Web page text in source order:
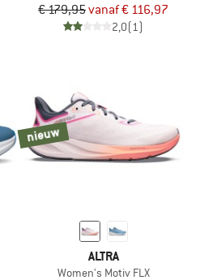
€ 179,95vanaf € 116,97
2,0(1)
nieuw
ALTRA
Women's Motiv FLX